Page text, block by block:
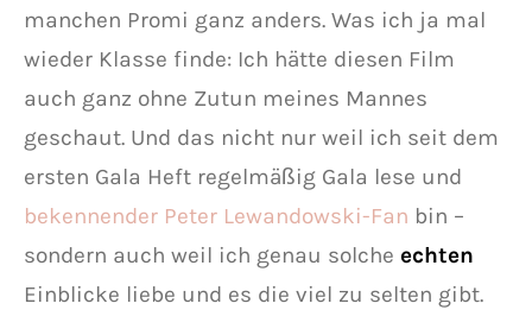
manchen Promi ganz anders. Was ich ja mal
wieder Klasse finde: Ich hätte diesen Film
auch ganz ohne Zutun meines Mannes
geschaut. Und das nicht nur weil ich seit dem
ersten Gala Heft regelmäßig Gala lese und
bekennender Peter Lewandowski-Fan bin –
sondern auch weil ich genau solche echten
Einblicke liebe und es die viel zu selten gibt.